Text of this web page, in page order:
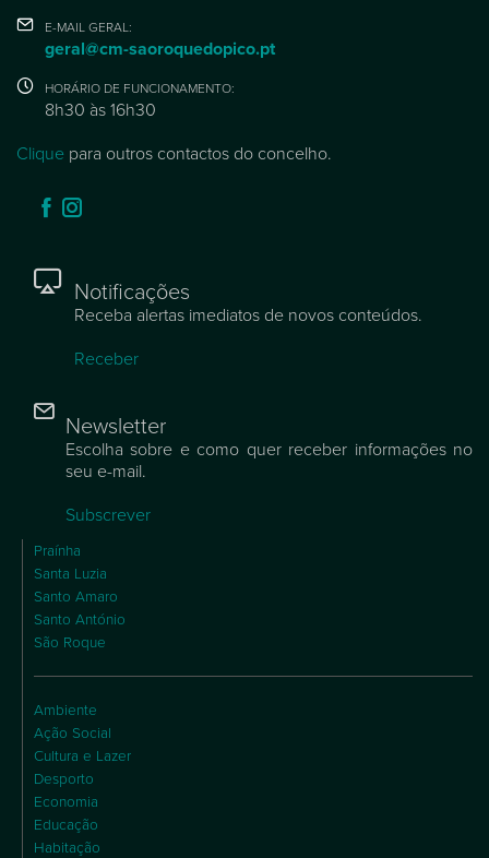
E-MAIL GERAL:
geral@cm-saoroquedopico.pt
HORÁRIO DE FUNCIONAMENTO:
8h30 às 16h30
Clique para outros contactos do concelho.
Notificações
Receba alertas imediatos de novos conteúdos.
Receber
Newsletter
Escolha sobre e como quer receber informações no
seu e-mail.
Subscrever
Praínha
Santa Luzia
Santo Amaro
Santo António
São Roque
Ambiente
Ação Social
Cultura e Lazer
Desporto
Economia
Educação
Habitação